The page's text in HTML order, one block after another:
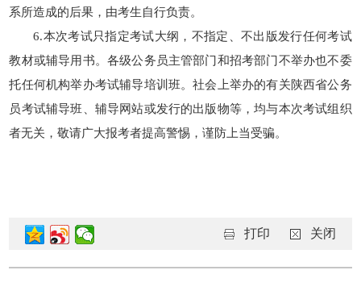
系所造成的后果，由考生自行负责。
6.本次考试只指定考试大纲，不指定、不出版发行任何考试
教材或辅导用书。各级公务员主管部门和招考部门不举办也不委
托任何机构举办考试辅导培训班。社会上举办的有关陕西省公务
员考试辅导班、辅导网站或发行的出版物等，均与本次考试组织
者无关，敬请广大报考者提高警惕，谨防上当受骗。
打印 关闭